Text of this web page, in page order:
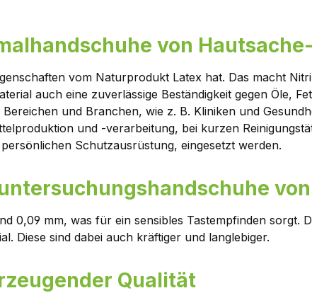
von
vom Naturprodukt Latex hat. Das macht
auch eine zuverlässige Beständigkeit gegen Öle,
und Branchen, wie z. B. Kliniken und
und -verarbeitung, bei kurzen
Schutzausrüstung, eingesetzt werden.
0,09 mm, was für ein sensibles Tastempfinden sorgt.
Diese sind dabei auch kräftiger und langlebiger.
Qualität